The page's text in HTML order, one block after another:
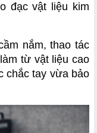
đạc vật liệu kim
nắm, thao tác
từ vật liệu cao
chắc tay vừa bảo